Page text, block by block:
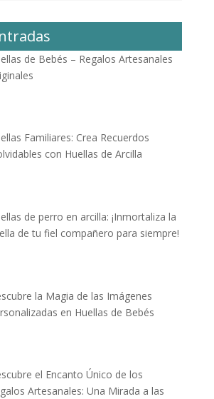
de Bebés – Regalos Artesanales
Familiares: Crea Recuerdos
con Huellas de Arcilla
de perro en arcilla: ¡Inmortaliza la
de tu fiel compañero para siempre!
la Magia de las Imágenes
en Huellas de Bebés
el Encanto Único de los
Artesanales: Una Mirada a las